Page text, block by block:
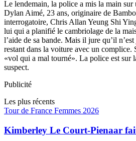
Le lendemain, la police a mis la main sur
Dylan Aimé, 23 ans, originaire de
interrogatoire, Chris Allan Yeung Shi
lui qui a planifié le cambriolage de la
l’aide de sa bande. Mais il jure qu’il
restant dans la voiture avec un complice.
«vol qui a mal tourné». La police est sur
suspect.
Publicité
Les plus récents
Tour de France Femmes 2026
Kimberley Le Court-Pienaar